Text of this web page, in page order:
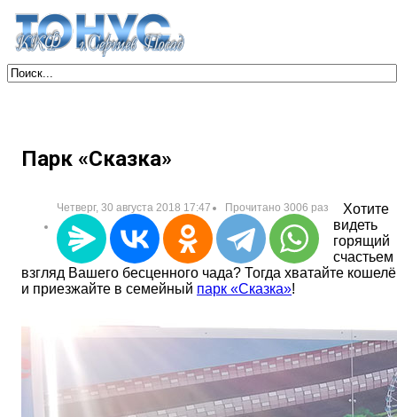
Парк «Сказка»
Четверг, 30 августа 2018 17:47 Прочитано 3006 раз
Хотите
видеть
горящий
счастьем
взгляд Вашего бесценного чада? Тогда хватайте
и приезжайте в семейный парк «Сказка»!